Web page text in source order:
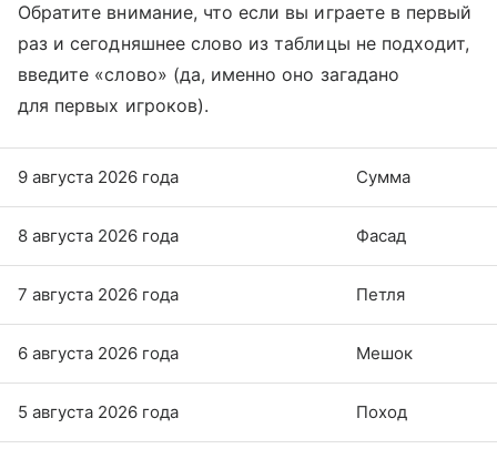
Обратите внимание, что если вы играете в первый
раз и сегодняшнее слово из таблицы не подходит,
введите «слово» (да, именно оно загадано
для первых игроков).
9 августа 2026 года Сумма
8 августа 2026 года Фасад
7 августа 2026 года Петля
6 августа 2026 года Мешок
5 августа 2026 года Поход